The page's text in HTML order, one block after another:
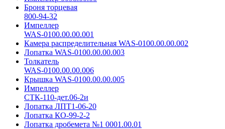
Броня торцевая
800-94-32
Импеллер
WAS-0100.00.00.001
Камера распределительная WAS-0100.00.00.002
Лопатка WAS-0100.00.00.003
Толкатель
WAS-0100.00.00.006
Крышка WAS-0100.00.00.005
Импеллер
СТК-110-дет.06-2и
Лопатка ЛПТ1-06-20
Лопатка КО-99-2-2
Лопатка дробемета №1 0001.00.01